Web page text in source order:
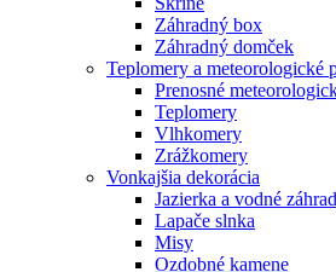
Záhradný box
Záhradný domček
Teplomery a meteorologické
Prenosné
Teplomery
Vlhkomery
Zrážkomery
Vonkajšia dekorácia
Jazierka a vodné
Lapače slnka
Misy
Ozdobné kamene